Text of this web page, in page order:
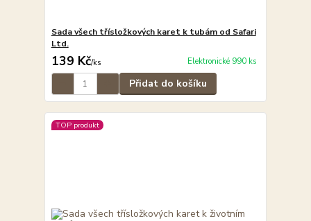
Sada všech třísložkových karet k tubám od Safari
Ltd.
139 Kč/ks Elektronické 990 ks
Přidat do košíku
TOP produkt